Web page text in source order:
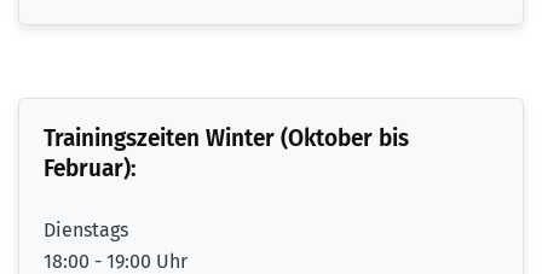
Trainingszeiten Winter (Oktober bis
Februar):
Dienstags
18:00 - 19:00 Uhr